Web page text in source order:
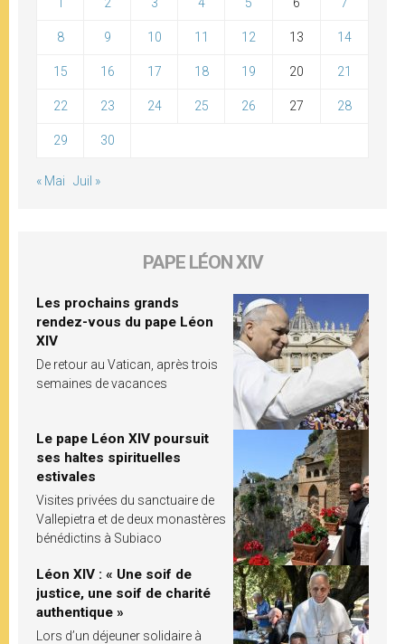
8 9 10 11 12 13 14
15 16 17 18 19 20 21
22 23 24 25 26 27 28
29 30
« Mai Juil »
PAPE LÉON XIV
Les prochains grands
rendez-vous du pape Léon
XIV
De retour au Vatican, après trois
semaines de vacances
Le pape Léon XIV poursuit
ses haltes spirituelles
estivales
Visites privées du sanctuaire de
Vallepietra et de deux monastères
bénédictins à Subiaco
Léon XIV : « Une soif de
justice, une soif de charité
authentique »
Lors d’un déjeuner solidaire à